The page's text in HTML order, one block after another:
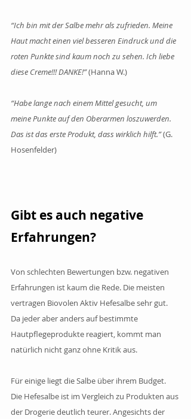
“Ich bin mit der Salbe mehr als zufrieden. Meine
Haut macht einen viel besseren Eindruck und die
roten Punkte sind kaum noch zu sehen. Ich liebe
diese Creme!!! DANKE!” (Hanna W.)
“Habe lange nach einem Mittel gesucht, um
meine Punkte auf den Oberarmen loszuwerden.
Das ist das erste Produkt, dass wirklich hilft.” (G.
Hosenfelder)
Gibt es auch negative
Erfahrungen?
Von schlechten Bewertungen bzw. negativen
Erfahrungen ist kaum die Rede. Die meisten
vertragen Biovolen Aktiv Hefesalbe sehr gut.
Da jeder aber anders auf bestimmte
Hautpflegeprodukte reagiert, kommt man
natürlich nicht ganz ohne Kritik aus.
Für einige liegt die Salbe über ihrem Budget.
Die Hefesalbe ist im Vergleich zu Produkten aus
der Drogerie deutlich teurer. Angesichts der